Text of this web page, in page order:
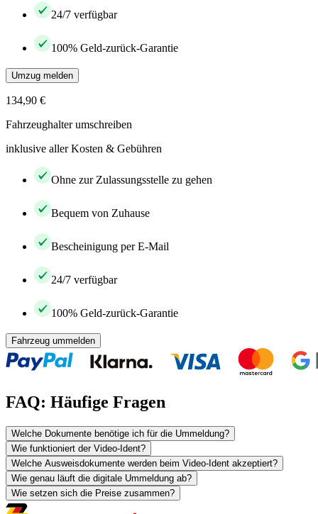
24/7 verfügbar
100% Geld-zurück-Garantie
Umzug melden
134,90 €
Fahrzeughalter umschreiben
inklusive aller Kosten & Gebühren
Ohne zur Zulassungsstelle zu gehen
Bequem von Zuhause
Bescheinigung per E-Mail
24/7 verfügbar
100% Geld-zurück-Garantie
Fahrzeug ummelden
FAQ: Häufige Fragen
Welche Dokumente benötige ich für die Ummeldung?
Wie funktioniert der Video-Ident?
Welche Ausweisdokumente werden beim Video-Ident akzeptiert?
Wie genau läuft die digitale Ummeldung ab?
Wie setzen sich die Preise zusammen?